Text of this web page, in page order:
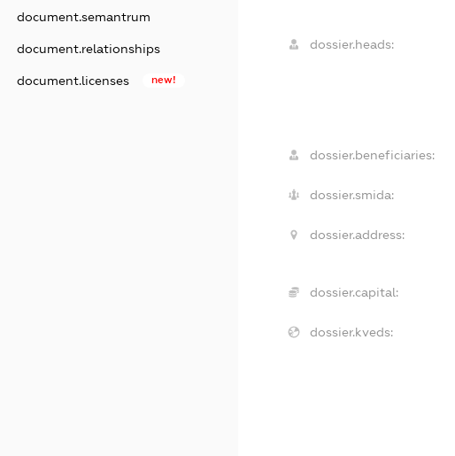
document.semantrum
document.relationships
document.licenses new!
dossier.heads:
dossier.beneficiaries:
dossier.smida:
dossier.address:
dossier.capital:
dossier.kveds: